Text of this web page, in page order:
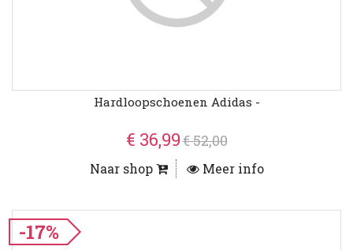
Hardloopschoenen Adidas -
€ 36,99€ 52,00
Naar shop Meer info
-17%